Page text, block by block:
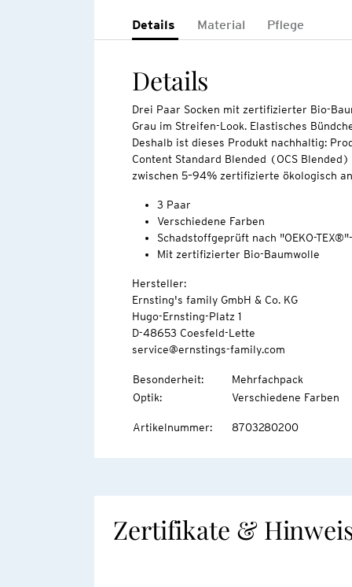
Details Material Pflege
Details
Drei Paar Socken mit zertifizierter Bio-
Grau im Streifen-Look. Elastisches
Deshalb ist dieses Produkt nachhaltig:
Content Standard Blended (OCS
zwischen 5–94% zertifizierte ökologisch
3 Paar
Verschiedene Farben
Schadstoffgeprüft nach "OEKO-
Mit zertifizierter Bio-Baumwolle
Hersteller:
Ernsting's family GmbH & Co. KG
Hugo-Ernsting-Platz 1
D-48653 Coesfeld-Lette
service@ernstings-family.com
Besonderheit:
Mehrfachpack
Optik: Verschiedene Farben
Artikelnummer: 8703280200
Zertifikate &